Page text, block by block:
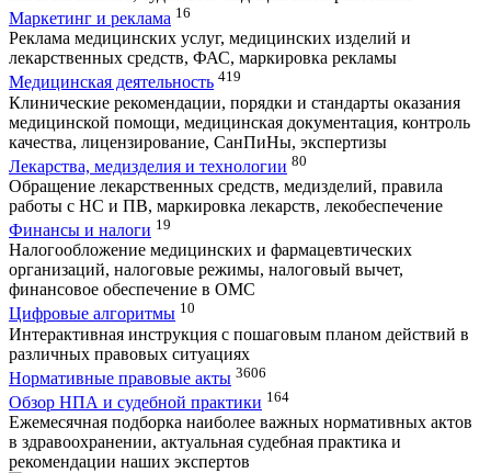
Маркетинг и реклама 16
Реклама медицинских услуг, медицинских изделий и
лекарственных средств, ФАС, маркировка рекламы
Медицинская деятельность 419
Клинические рекомендации, порядки и стандарты оказания
медицинской помощи, медицинская документация, контроль
качества, лицензирование, СанПиНы, экспертизы
Лекарства, медизделия и технологии 80
Обращение лекарственных средств, медизделий, правила
работы с НС и ПВ, маркировка лекарств, лекобеспечение
Финансы и налоги 19
Налогообложение медицинских и фармацевтических
организаций, налоговые режимы, налоговый вычет,
финансовое обеспечение в ОМС
Цифровые алгоритмы 10
Интерактивная инструкция с пошаговым планом действий в
различных правовых ситуациях
Нормативные правовые акты 3606
Обзор НПА и судебной практики 164
Ежемесячная подборка наиболее важных нормативных актов
в здравоохранении, актуальная судебная практика и
рекомендации наших экспертов